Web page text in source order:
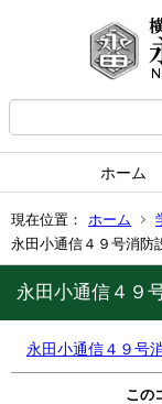
ホーム
現在位置： ホーム
永田小通信４９号消防
永田小通信４９
永田小通信４９号
この